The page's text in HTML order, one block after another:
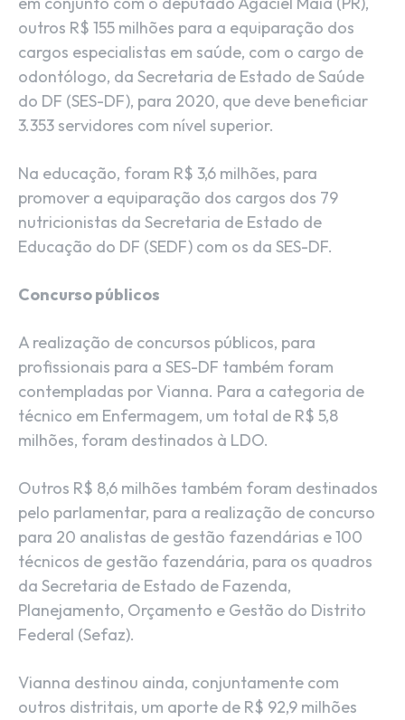
outros R$ 155 milhões para a equiparação dos
cargos especialistas em saúde, com o cargo de
odontólogo, da Secretaria de Estado de Saúde
do DF (SES-DF), para 2020, que deve beneficiar
3.353 servidores com nível superior.
Na educação, foram R$ 3,6 milhões, para
promover a equiparação dos cargos dos 79
nutricionistas da Secretaria de Estado de
Educação do DF (SEDF) com os da SES-DF.
Concurso públicos
A realização de concursos públicos, para
profissionais para a SES-DF também foram
contempladas por Vianna. Para a categoria de
técnico em Enfermagem, um total de R$ 5,8
milhões, foram destinados à LDO.
Outros R$ 8,6 milhões também foram destinados
pelo parlamentar, para a realização de concurso
para 20 analistas de gestão fazendárias e 100
técnicos de gestão fazendária, para os quadros
da Secretaria de Estado de Fazenda,
Planejamento, Orçamento e Gestão do Distrito
Federal (Sefaz).
Vianna destinou ainda, conjuntamente com
outros distritais, um aporte de R$ 92,9 milhões